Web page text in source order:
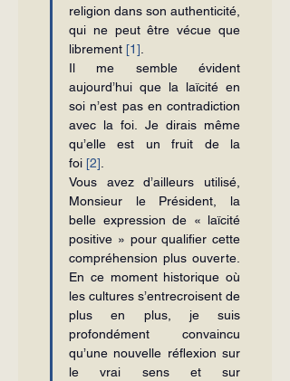
religion dans son authenticité,
qui ne peut être vécue que
librement [1]
Il me semble évident
aujourd’hui que la laïcité en
soi n’est pas en contradiction
avec la foi. Je dirais même
qu’elle est un fruit de la
foi [2]
Vous avez d’ailleurs utilisé,
Monsieur le Président, la
belle expression de « laïcité
positive » pour qualifier cette
compréhension plus ouverte.
En ce moment historique où
les cultures s’entrecroisent de
plus en plus, je suis
profondément convaincu
qu’une nouvelle réflexion sur
le vrai sens et sur